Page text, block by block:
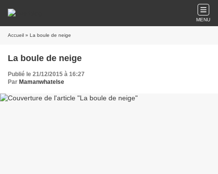
MENU
Accueil » La boule de neige
La boule de neige
Publié le 21/12/2015 à 16:27
Par Mamanwhatelse